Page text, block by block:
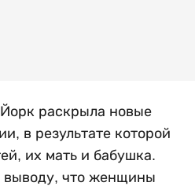
раскрыла новые
в результате которой
их мать и бабушка.
выводу, что женщины